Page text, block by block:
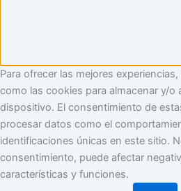
Para ofrecer las mejores
como las cookies para almacenar y/o
dispositivo. El consentimiento de
procesar datos como el
identificaciones únicas en este sitio.
consentimiento, puede afectar
características y funciones.